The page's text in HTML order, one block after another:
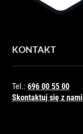
KONTAKT
Tel.: 696 00 55 00
Skontaktuj się z nami